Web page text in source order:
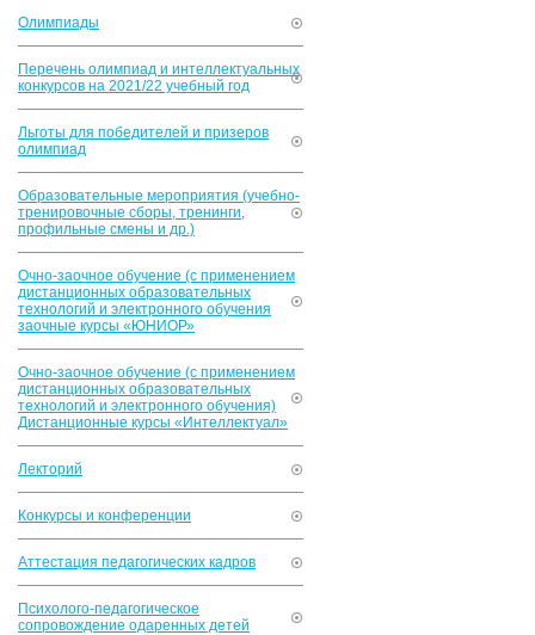
Олимпиады
Перечень олимпиад и интеллектуальных
конкурсов на 2021/22 учебный год
Льготы для победителей и призеров
олимпиад
Образовательные мероприятия (учебно-
тренировочные сборы, тренинги,
профильные смены и др.)
Очно-заочное обучение (с применением
дистанционных образовательных
технологий и электронного обучения
заочные курсы «ЮНИОР»
Очно-заочное обучение (с применением
дистанционных образовательных
технологий и электронного обучения)
Дистанционные курсы «Интеллектуал»
Лекторий
Конкурсы и конференции
Аттестация педагогических кадров
Психолого-педагогическое
сопровождение одаренных детей